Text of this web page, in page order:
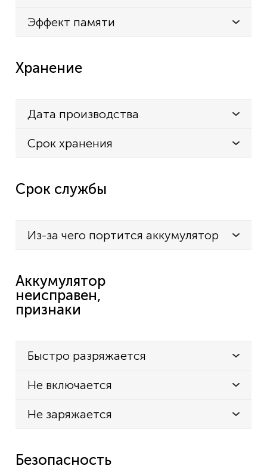
Эффект памяти
Хранение
Дата производства
Срок хранения
Срок службы
Из-за чего портится аккумулятор
Аккумулятор
неисправен,
признаки
Быстро разряжается
Не включается
Не заряжается
Безопасность